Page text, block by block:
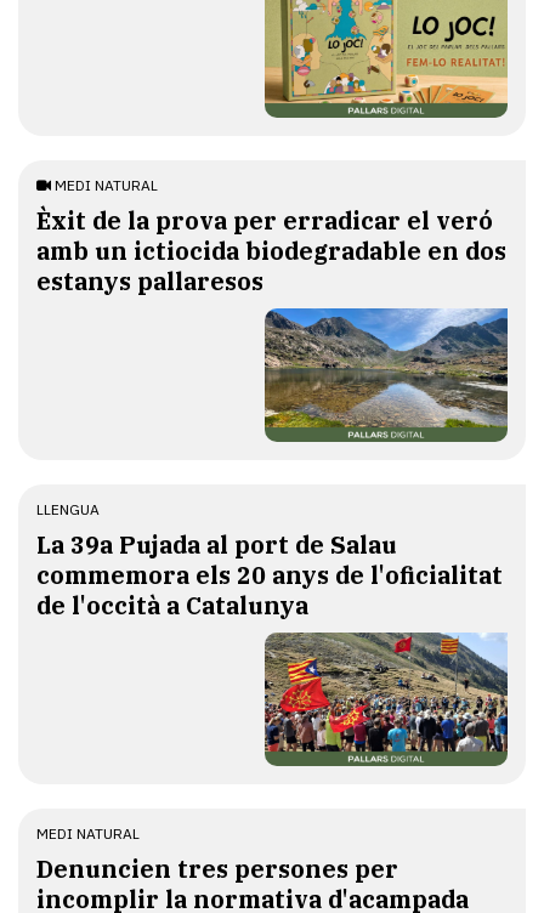
MEDI NATURAL
Èxit de la prova per erradicar el veró
amb un ictiocida biodegradable en dos
estanys pallaresos
LLENGUA
​La 39a Pujada al port de Salau
commemora els 20 anys de l'oficialitat
de l'occità a Catalunya
MEDI NATURAL
Denuncien tres persones per
incomplir la normativa d'acampada